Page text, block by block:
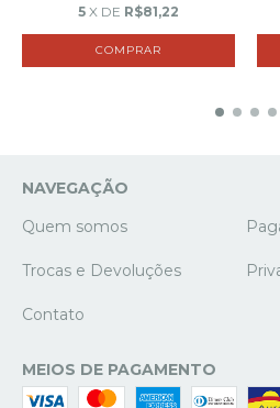
5 X DE R$81,22
NAVEGAÇÃO
Quem somos
Trocas e Devoluções
Contato
MEIOS DE PAGAMENTO